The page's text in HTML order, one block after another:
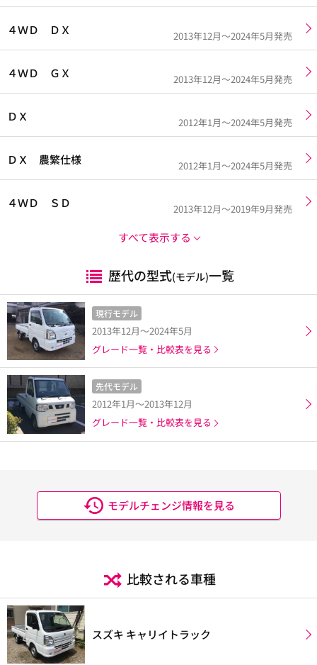
４ＷＤ ＤＸ 2013年12月～2024年5月発売
４ＷＤ ＧＸ 2013年12月～2024年5月発売
ＤＸ 2012年1月～2024年5月発売
ＤＸ 農繁仕様 2012年1月～2024年5月発売
４ＷＤ ＳＤ 2013年12月～2019年9月発売
すべて表示する
歴代の型式(モデル)一覧
現行モデル
2013年12月～2024年5月
グレード一覧・比較表を見る
先代モデル
2012年1月～2013年12月
グレード一覧・比較表を見る
モデルチェンジ情報を見る
比較される車種
スズキ キャリイトラック